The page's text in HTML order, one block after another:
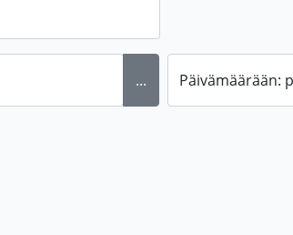
... Päivämäärään: